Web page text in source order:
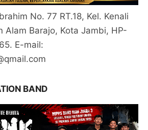
No. 77 RT.18, Kel. Kenali
Alam Barajo, Kota Jambi, HP-
E-mail:
BAND